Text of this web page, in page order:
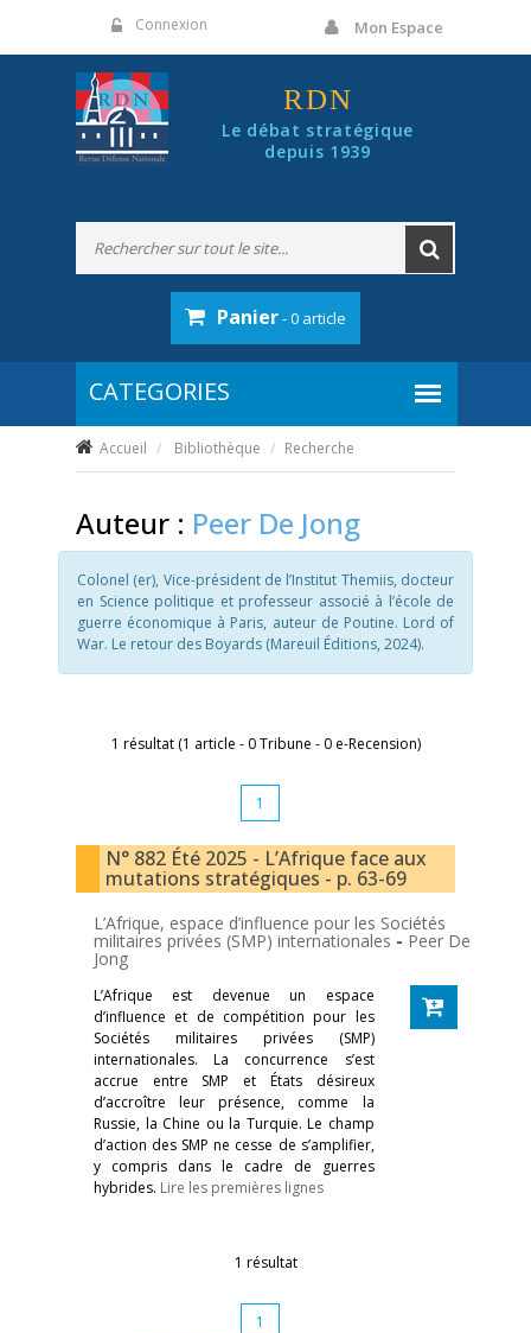
Connexion Mon Espace
RDN
Le débat stratégique
depuis 1939
Panier- 0 article
Accueil Bibliothèque Recherche
Auteur : Peer De Jong
Colonel (er), Vice-président de l’Institut Themiis, docteur
en Science politique et professeur associé à l’école de
guerre économique à Paris, auteur de Poutine. Lord of
War. Le retour des Boyards (Mareuil Éditions, 2024).
1 résultat (1 article - 0 Tribune - 0 e-Recension)
1
N° 882 Été 2025 - L’Afrique face aux
mutations stratégiques - p. 63-69
L’Afrique, espace d’influence pour les Sociétés
militaires privées (SMP) internationales - Peer De
Jong
L’Afrique est devenue un espace
d’influence et de compétition pour les
Sociétés militaires privées (SMP)
internationales. La concurrence s’est
accrue entre SMP et États désireux
d’accroître leur présence, comme la
Russie, la Chine ou la Turquie. Le champ
d’action des SMP ne cesse de s’amplifier,
y compris dans le cadre de guerres
hybrides. Lire les premières lignes
1 résultat
1